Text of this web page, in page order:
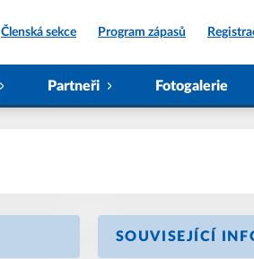
Členská sekce Program zápasů
Partneři Fotogalerie
SOUVISEJÍCÍ